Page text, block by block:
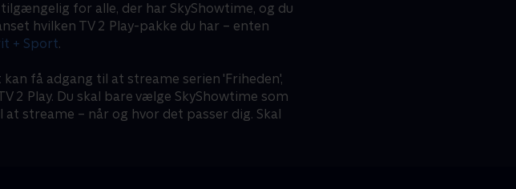
tilgængelig for alle, der har SkyShowtime, og du
hvilken TV 2 Play-pakke du har – enten
+ Sport.
få adgang til at streame serien 'Friheden',
2 Play. Du skal bare vælge SkyShowtime som
streame – når og hvor det passer dig. Skal